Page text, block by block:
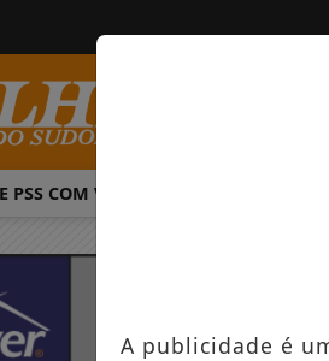
VAGAS EM SEIS FUNÇÕES E
A publicidade é